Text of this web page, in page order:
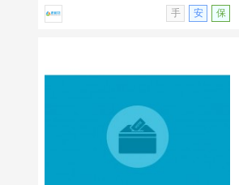
无演示
PHP开发的同城信息分类小程序含原生
前端/付费信息发布/信息置顶/商家入驻/
手
安 保